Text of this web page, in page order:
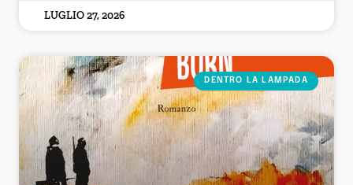
LUGLIO 27, 2026
DENTRO LA LAMPADA